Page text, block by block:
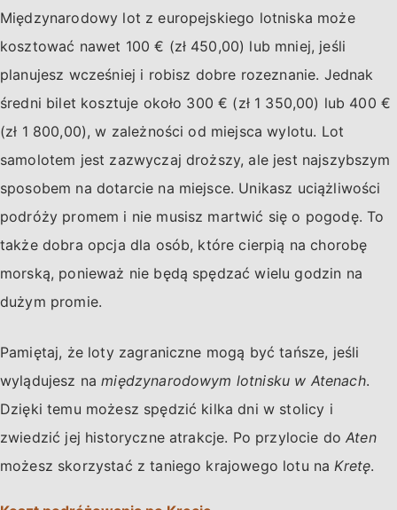
Międzynarodowy lot z europejskiego lotniska może
kosztować nawet 100 € (zł 450,00) lub mniej, jeśli
planujesz wcześniej i robisz dobre rozeznanie. Jednak
średni bilet kosztuje około 300 € (zł 1 350,00) lub 400 €
(zł 1 800,00), w zależności od miejsca wylotu. Lot
samolotem jest zazwyczaj droższy, ale jest najszybszym
sposobem na dotarcie na miejsce. Unikasz uciążliwości
podróży promem i nie musisz martwić się o pogodę. To
także dobra opcja dla osób, które cierpią na chorobę
morską, ponieważ nie będą spędzać wielu godzin na
dużym promie.
Pamiętaj, że loty zagraniczne mogą być tańsze, jeśli
wylądujesz namiędzynarodowym lotnisku w Atenach.
Dzięki temu możesz spędzić kilka dni w stolicy i
zwiedzić jej historyczne atrakcje. Po przylocie doAten
możesz skorzystać z taniego krajowego lotu naKretę.